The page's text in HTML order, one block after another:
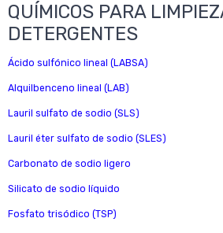
QUÍMICOS PARA
DETERGENTES
Ácido sulfónico lineal (LABSA)
Alquilbenceno lineal (LAB)
Lauril sulfato de sodio (SLS)
Lauril éter sulfato de sodio (SLES)
Carbonato de sodio ligero
Silicato de sodio líquido
Fosfato trisódico (TSP)